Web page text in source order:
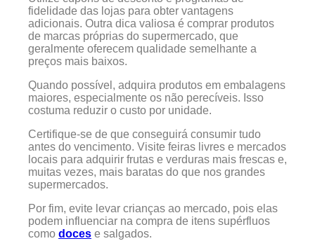
fidelidade das lojas para obter vantagens
adicionais. Outra dica valiosa é comprar produtos
de marcas próprias do supermercado, que
geralmente oferecem qualidade semelhante a
preços mais baixos.
Quando possível, adquira produtos em embalagens
maiores, especialmente os não perecíveis. Isso
costuma reduzir o custo por unidade.
Certifique-se de que conseguirá consumir tudo
antes do vencimento. Visite feiras livres e mercados
locais para adquirir frutas e verduras mais frescas e,
muitas vezes, mais baratas do que nos grandes
supermercados.
Por fim, evite levar crianças ao mercado, pois elas
podem influenciar na compra de itens supérfluos
como doces e salgados.